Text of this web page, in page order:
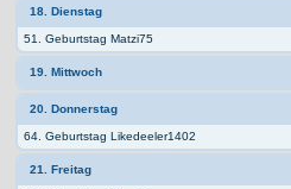
18. Dienstag
51. Geburtstag Matzi75
19. Mittwoch
20. Donnerstag
64. Geburtstag Likedeeler1402
21. Freitag